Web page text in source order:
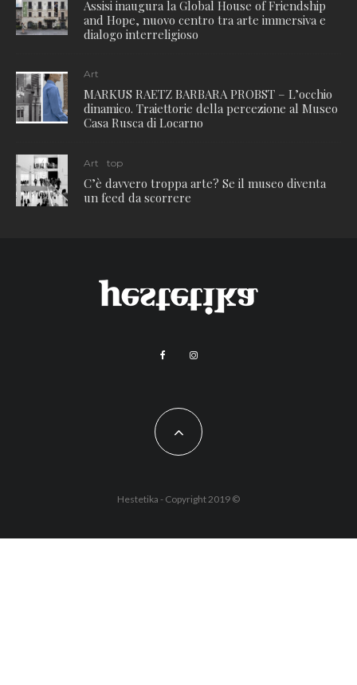
Assisi inaugura la Global House of Friendship
and Hope, nuovo centro tra arte immersiva e
dialogo interreligioso
Art
MARKUS RAETZ BARBARA PROBST – L’occhio
dinamico. Traiettorie della percezione al Museo
Casa Rusca di Locarno
Art top
C’è davvero troppa arte? Se il museo diventa
un feed da scorrere
Hestetika - Copyright 2019 ©